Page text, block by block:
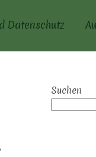
Datenschutz
Suchen